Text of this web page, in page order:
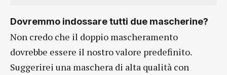
Dovremmo indossare tutti due mascherine?
Non credo che il doppio mascheramento
dovrebbe essere il nostro valore predefinito.
Suggerirei una maschera di alta qualità con